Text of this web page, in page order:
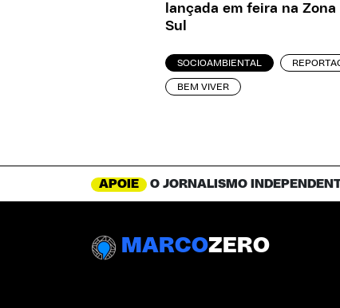
lançada em feira na Zona
Sul
SOCIOAMBIENTAL
BEM VIVER
APOIE O JORNALISMO
MARCOZERO